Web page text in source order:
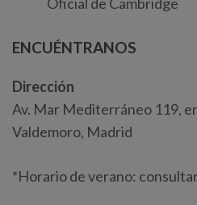
ENCUÉNTRANOS
Dirección
Av. Mar Mediterráneo 119,
Valdemoro, Madrid
*Horario de verano: